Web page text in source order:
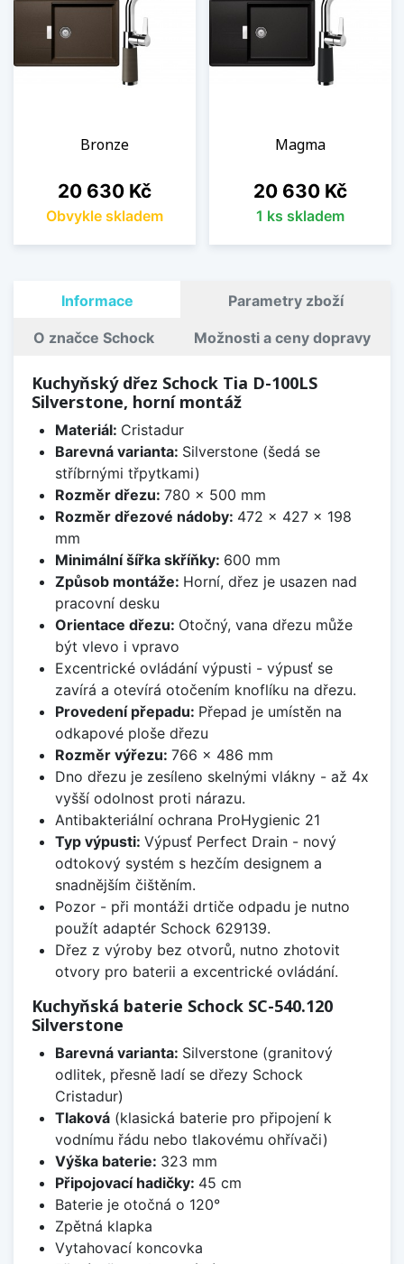
Bronze
Cena
20 630 Kč
Obvykle skladem
Magma
Cena
20 630 Kč
1 ks skladem
Informace Parametry zboží
O značce Schock Možnosti a ceny dopravy
Kuchyňský dřez Schock Tia D-100LS
Silverstone, horní montáž
Materiál: Cristadur
Barevná varianta: Silverstone (šedá se
stříbrnými třpytkami)
Rozměr dřezu: 780 x 500 mm
Rozměr dřezové nádoby: 472 x 427 x 198
mm
Minimální šířka skříňky: 600 mm
Způsob montáže: Horní, dřez je usazen nad
pracovní desku
Orientace dřezu: Otočný, vana dřezu může
být vlevo i vpravo
Excentrické ovládání výpusti - výpusť se
zavírá a otevírá otočením knoflíku na dřezu.
Provedení přepadu: Přepad je umístěn na
odkapové ploše dřezu
Rozměr výřezu: 766 x 486 mm
Dno dřezu je zesíleno skelnými vlákny - až 4x
vyšší odolnost proti nárazu.
Antibakteriální ochrana ProHygienic 21
Typ výpusti: Výpusť Perfect Drain - nový
odtokový systém s hezčím designem a
snadnějším čištěním.
Pozor - při montáži drtiče odpadu je nutno
použít adaptér Schock 629139.
Dřez z výroby bez otvorů, nutno zhotovit
otvory pro baterii a excentrické ovládání.
Kuchyňská baterie Schock SC-540.120
Silverstone
Barevná varianta: Silverstone (granitový
odlitek, přesně ladí se dřezy Schock
Cristadur)
Tlaková(klasická baterie pro připojení k
vodnímu řádu nebo tlakovému ohřívači)
Výška baterie: 323 mm
Připojovací hadičky: 45 cm
Baterie je otočná o 120°
Zpětná klapka
Vytahovací koncovka